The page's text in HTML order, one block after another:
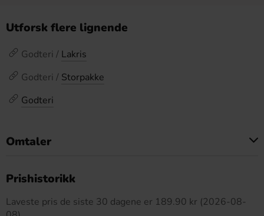
Utforsk flere lignende
Godteri / Lakris
Godteri / Storpakke
Godteri
Omtaler
Prishistorikk
Laveste pris de siste 30 dagene er 189.90 kr (2026-08-